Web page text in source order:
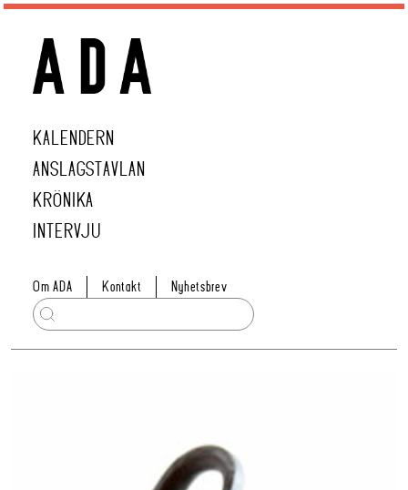
KALENDERN
ANSLAGSTAVLAN
KRÖNIKA
INTERVJU
Om ADA Kontakt Nyhetsbrev